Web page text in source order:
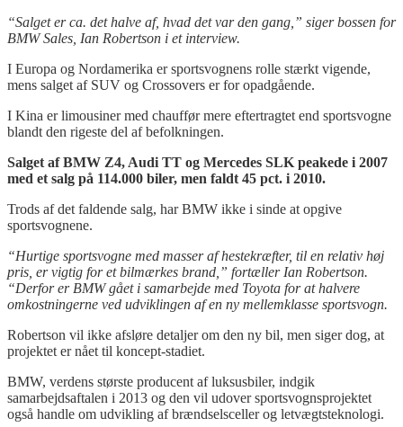
“Salgeter ca. det halve af, hvad det var den gang,” sigerbossen for
BMW Sales, Ian Robertson i et interview.
I Europa og Nordamerika er sportsvognens rolle stærkt vigende,
mens salget af SUV og Crossovers er for opadgående.
I Kina er limousiner med chauffør mere eftertragtet end sportsvogne
blandt den rigeste del af befolkningen.
Salget af BMW Z4, Audi TT og Mercedes SLK peakede i 2007
med et salg på 114.000 biler, men faldt 45 pct. i 2010.
Trods af det faldende salg, har BMW ikke i sinde at opgive
sportsvognene.
“Hurtige sportsvogne med masser af hestekræfter, til en relativ høj
pris, er vigtig for et bilmærkes brand,” fortæller Ian Robertson.
“Derfor er BMW gået i samarbejde med Toyota for at halvere
omkostningerne ved udviklingen af en ny mellemklasse sportsvogn.
Robertson vil ikke afsløre detaljer om den ny bil, men siger dog, at
projektet er nået til koncept-stadiet.
BMW, verdens største producent af luksusbiler, indgik
samarbejdsaftalen i 2013 og den vil udover sportsvognsprojektet
også handle om udvikling af brændselsceller og letvægtsteknologi.